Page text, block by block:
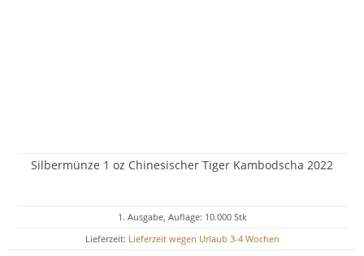
Silbermünze 1 oz Chinesischer Tiger Kambodscha 2022
1. Ausgabe, Auflage: 10.000 Stk
Lieferzeit: Lieferzeit wegen Urlaub 3-4 Wochen